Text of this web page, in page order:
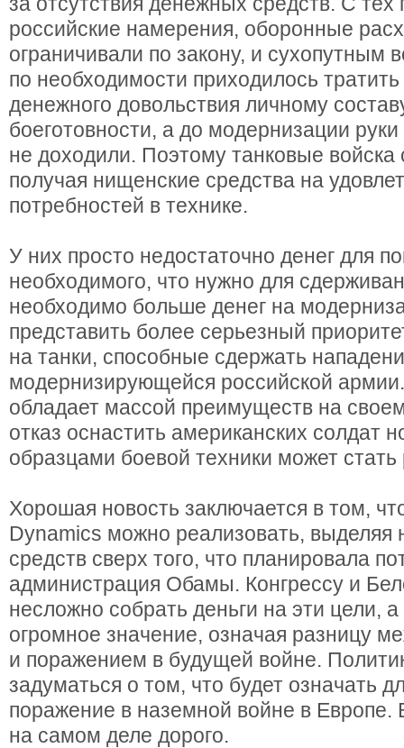
российские намерения, оборонные
ограничивали по закону, и сухопутным
по необходимости приходилось
денежного довольствия личному
боеготовности, а до модернизации руки
не доходили. Поэтому танковые
получая нищенские средства на
потребностей в технике.
У них просто недостаточно денег для
необходимого, что нужно для
необходимо больше денег на
представить более серьезный
на танки, способные сдержать
модернизирующейся российской
обладает массой преимуществ на
отказ оснастить американских солдат
образцами боевой техники может
Хорошая новость заключается в том,
Dynamics можно реализовать, выделяя
средств сверх того, что планировала
администрация Обамы. Конгрессу и
несложно собрать деньги на эти цели,
огромное значение, означая разницу
и поражением в будущей войне.
задуматься о том, что будет означать
поражение в наземной войне в Европе.
на самом деле дорого.